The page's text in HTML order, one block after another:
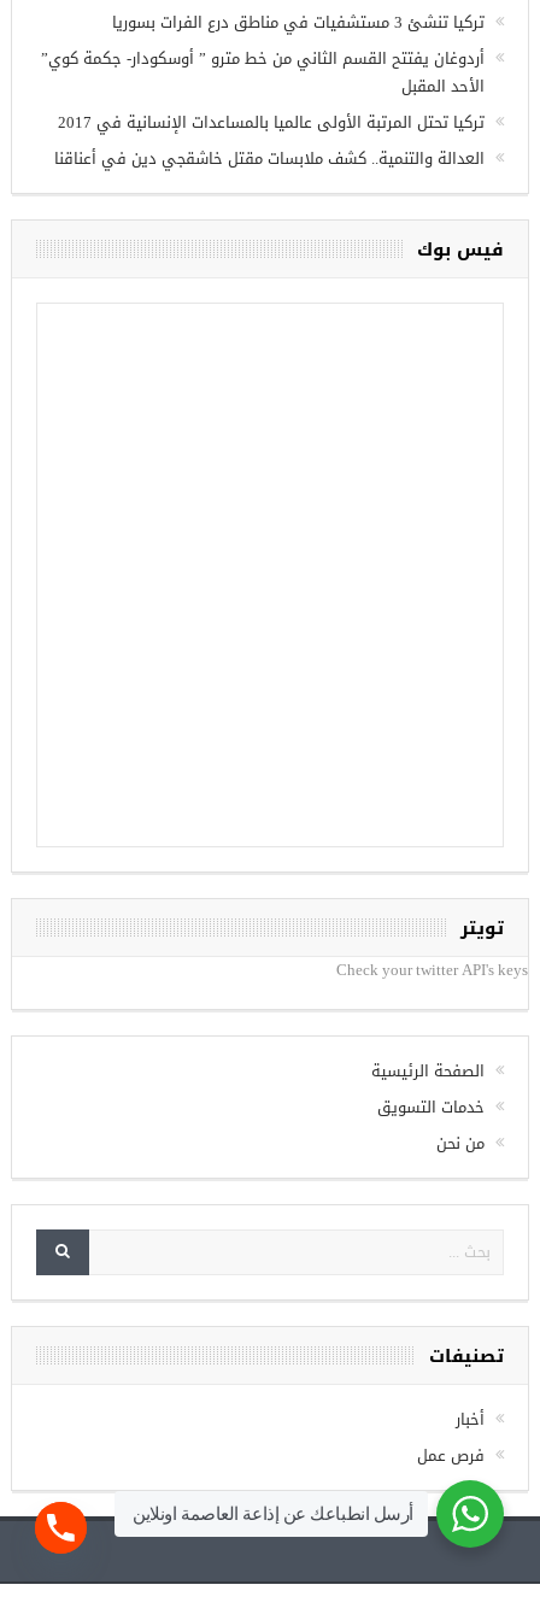
وزير الدفاع التركي يبحث مع نظيره الروسي القضايا الأمنية
الإقليمية
تركيا تنشئ 3 مستشفيات في مناطق درع الفرات بسوريا
أردوغان يفتتح القسم الثاني من خط مترو ” أوسكودار- جكمة كوي”
الأحد المقبل
تركيا تحتل المرتبة الأولى عالميا بالمساعدات الإنسانية في 2017
العدالة والتنمية.. كشف ملابسات مقتل خاشقجي دين في أعناقنا
فيس بوك
تويتر
Check your twitter API's keys
الصفحة الرئيسية
من نحن
تصنيفات
أخبار
فرص عمل
أرسل انطباعك عن إذاعة العاصمة اونلاين